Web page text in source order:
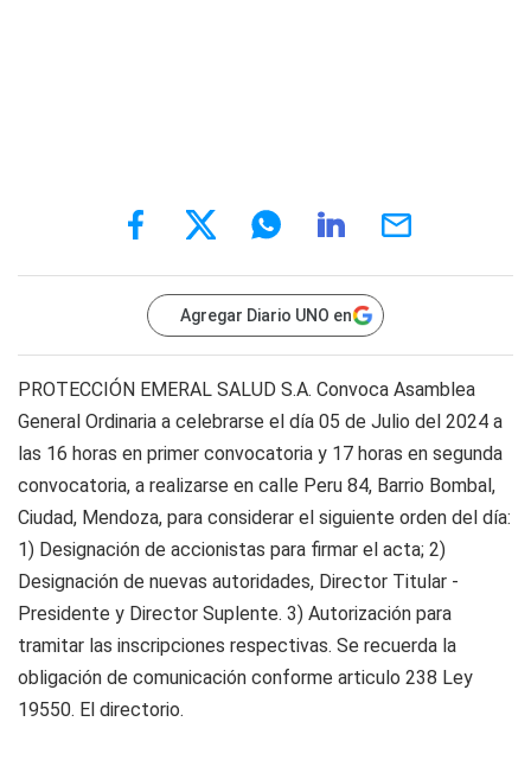
Agregar Diario UNO en
PROTECCIÓN EMERAL SALUD S.A. Convoca Asamblea
General Ordinaria a celebrarse el día 05 de Julio del 2024 a
las 16 horas en primer convocatoria y 17 horas en segunda
convocatoria, a realizarse en calle Peru 84, Barrio Bombal,
Ciudad, Mendoza, para considerar el siguiente orden del día:
1) Designación de accionistas para firmar el acta; 2)
Designación de nuevas autoridades, Director Titular -
Presidente y Director Suplente. 3) Autorización para
tramitar las inscripciones respectivas. Se recuerda la
obligación de comunicación conforme articulo 238 Ley
19550. El directorio.